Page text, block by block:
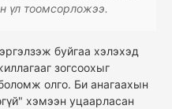
үл тоомсорложээ.
буйгаа хэлэхэд
зогсоохыг
олго. Би анагаахын
хэмээн уцаарласан